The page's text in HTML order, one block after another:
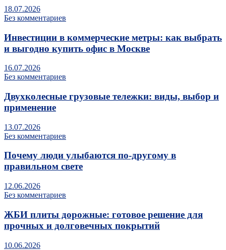
18.07.2026
Без комментариев
Инвестиции в коммерческие метры: как выбрать
и выгодно купить офис в Москве
16.07.2026
Без комментариев
Двухколесные грузовые тележки: виды, выбор и
применение
13.07.2026
Без комментариев
Почему люди улыбаются по‑другому в
правильном свете
12.06.2026
Без комментариев
ЖБИ плиты дорожные: готовое решение для
прочных и долговечных покрытий
10.06.2026